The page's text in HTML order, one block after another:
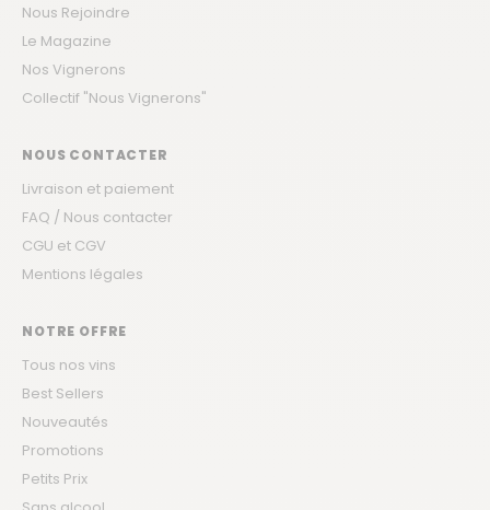
Nous Rejoindre
Le Magazine
Nos Vignerons
Collectif "Nous Vignerons"
NOUS CONTACTER
Livraison et paiement
FAQ / Nous contacter
CGU et CGV
Mentions légales
NOTRE OFFRE
Tous nos vins
Best Sellers
Nouveautés
Promotions
Petits Prix